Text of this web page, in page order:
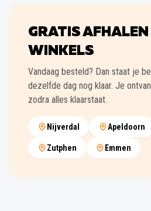
GRATIS AFHALEN
WINKELS
Vandaag besteld? Dan staat je
dezelfde dag nog klaar. Je
zodra alles klaarstaat.
Nijverdal Apeldoorn
Zutphen Emmen